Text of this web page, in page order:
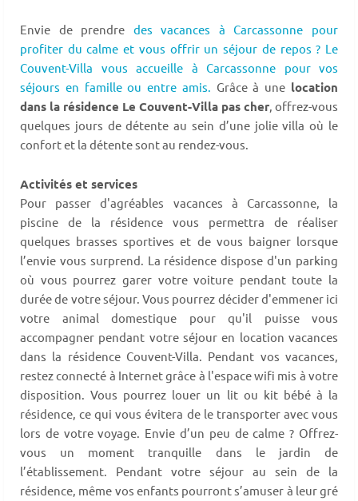
Envie de prendre des vacances à Carcassonne pour
profiter du calme et vous offrir un séjour de repos ? Le
Couvent-Villa vous accueille à Carcassonne pour vos
séjours en famille ou entre amis. Grâce à une location
dans la résidence Le Couvent-Villa pas cher, offrez-vous
quelques jours de détente au sein d’une jolie villa où le
confort et la détente sont au rendez-vous.
Activités et services
Pour passer d'agréables vacances à Carcassonne, la
piscine de la résidence vous permettra de réaliser
quelques brasses sportives et de vous baigner lorsque
l’envie vous surprend. La résidence dispose d'un parking
où vous pourrez garer votre voiture pendant toute la
durée de votre séjour. Vous pourrez décider d'emmener ici
votre animal domestique pour qu'il puisse vous
accompagner pendant votre séjour en location vacances
dans la résidence Couvent-Villa. Pendant vos vacances,
restez connecté à Internet grâce à l'espace wifi mis à votre
disposition. Vous pourrez louer un lit ou kit bébé à la
résidence, ce qui vous évitera de le transporter avec vous
lors de votre voyage. Envie d’un peu de calme ? Offrez-
vous un moment tranquille dans le jardin de
l’établissement. Pendant votre séjour au sein de la
résidence, même vos enfants pourront s’amuser à leur gré